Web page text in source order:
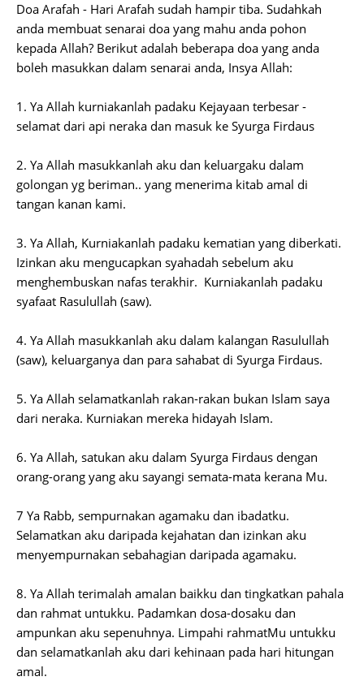
Doa Arafah - Hari Arafah sudah hampir tiba. Sudahkah
anda membuat senarai doa yang mahu anda pohon
kepada Allah? Berikut adalah beberapa doa yang anda
boleh masukkan dalam senarai anda, Insya Allah:
1. Ya Allah kurniakanlah padaku Kejayaan terbesar -
selamat dari api neraka dan masuk ke Syurga Firdaus
2. Ya Allah masukkanlah aku dan keluargaku dalam
golongan yg beriman.. yang menerima kitab amal di
tangan kanan kami.
3. Ya Allah, Kurniakanlah padaku kematian yang diberkati.
Izinkan aku mengucapkan syahadah sebelum aku
menghembuskan nafas terakhir. Kurniakanlah padaku
syafaat Rasulullah (saw).
4. Ya Allah masukkanlah aku dalam kalangan Rasulullah
(saw), keluarganya dan para sahabat di Syurga Firdaus.
5. Ya Allah selamatkanlah rakan-rakan bukan Islam saya
dari neraka. Kurniakan mereka hidayah Islam.
6. Ya Allah, satukan aku dalam Syurga Firdaus dengan
orang-orang yang aku sayangi semata-mata kerana Mu.
7 Ya Rabb, sempurnakan agamaku dan ibadatku.
Selamatkan aku daripada kejahatan dan izinkan aku
menyempurnakan sebahagian daripada agamaku.
8. Ya Allah terimalah amalan baikku dan tingkatkan pahala
dan rahmat untukku. Padamkan dosa-dosaku dan
ampunkan aku sepenuhnya. Limpahi rahmatMu untukku
dan selamatkanlah aku dari kehinaan pada hari hitungan
amal.